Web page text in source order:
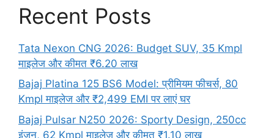
Recent Posts
Tata Nexon CNG 2026: Budget SUV, 35 Kmpl
माइलेज और कीमत ₹6.20 लाख
Bajaj Platina 125 BS6 Model: प्रीमियम फीचर्स, 80
Kmpl माइलेज और ₹2,499 EMI पर लाएं घर
Bajaj Pulsar N250 2026: Sporty Design, 250cc
इंजन, 62 Kmpl माइलेज और कीमत ₹1.10 लाख